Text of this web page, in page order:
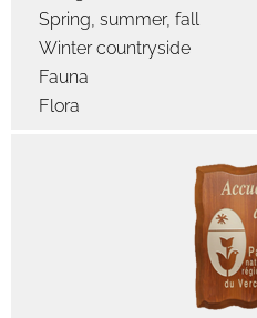
Spring, summer, fall
Winter countryside
Fauna
Flora